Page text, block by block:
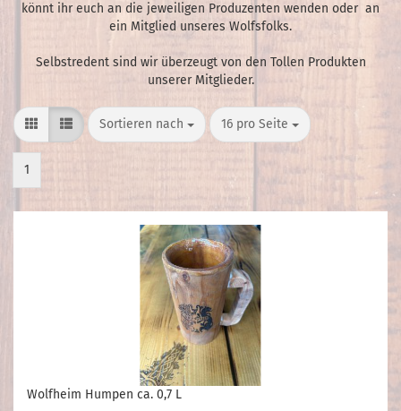
könnt ihr euch an die jeweiligen Produzenten wenden oder an
ein Mitglied unseres Wolfsfolks.
Selbstredent sind wir überzeugt von den Tollen Produkten
unserer Mitglieder.
Sortieren nach
Sortieren nach 16 pro Seite
pro Seite
1
Wolfheim Humpen ca. 0,7 L